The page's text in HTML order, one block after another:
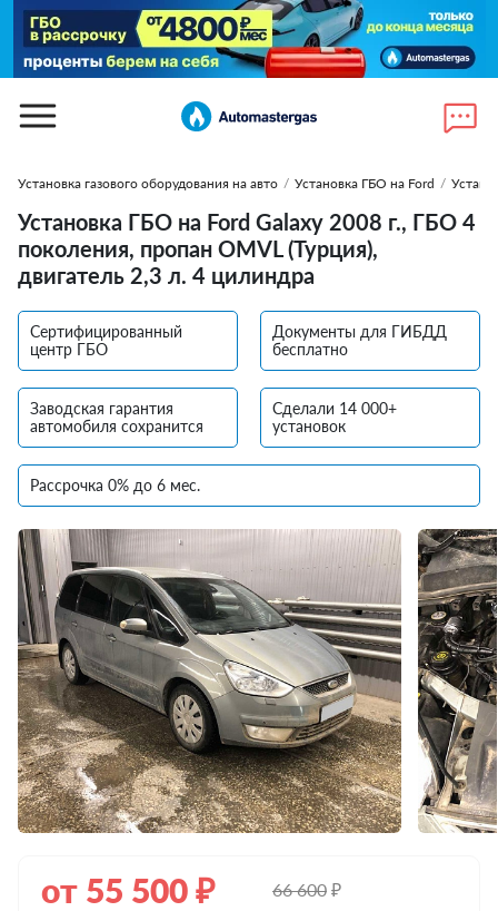
Установка газового оборудования на авто / Установка ГБО на Ford /
Установка ГБО на Ford Galaxy 2008 г., ГБО 4
поколения, пропан OMVL (Турция),
двигатель 2,3 л. 4 цилиндра
Сертифицированный
центр ГБО
Документы для ГИБДД
бесплатно
Заводская гарантия
автомобиля сохранится
Сделали 14 000+
установок
Рассрочка 0% до 6 мес.
от 55 500₽ 66 600₽